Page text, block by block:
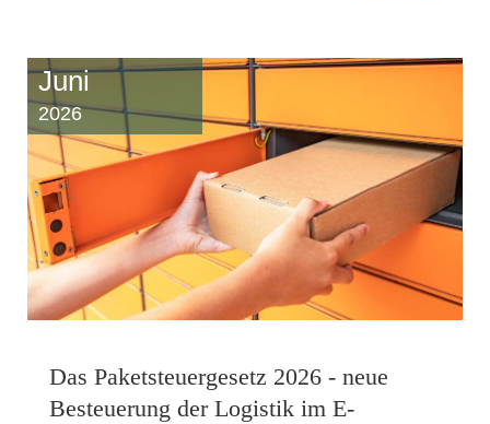
Juni
2026
Das Paketsteuergesetz 2026 - neue
Besteuerung der Logistik im E-